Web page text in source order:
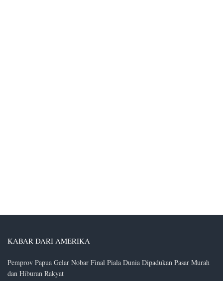
KABAR DARI AMERIKA
Pemprov Papua Gelar Nobar Final Piala Dunia Dipadukan Pasar Murah
dan Hiburan Rakyat